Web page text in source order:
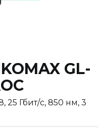
GL-
25 Гбит/с, 850 нм, 3